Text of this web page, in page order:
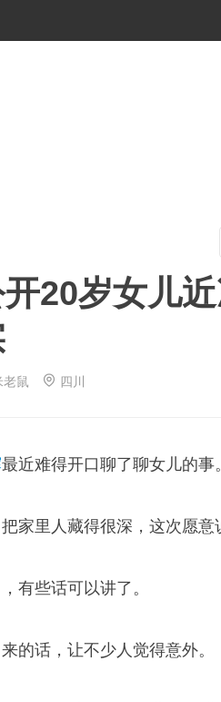
20岁女儿
老鼠 四川
最近难得开口聊了聊女儿的事。
家里人藏得很深，这次愿意
有些话可以讲了。
的话，让不少人觉得意外。